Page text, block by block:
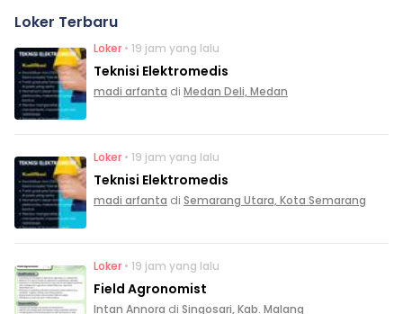
Loker Terbaru
Loker • 19 jam yang lalu
Teknisi Elektromedis
madi arfanta di Medan Deli, Medan
Loker • 19 jam yang lalu
Teknisi Elektromedis
madi arfanta di Semarang Utara, Kota Semarang
Loker • 19 jam yang lalu
Field Agronomist
Intan Annora di Singosari, Kab. Malang